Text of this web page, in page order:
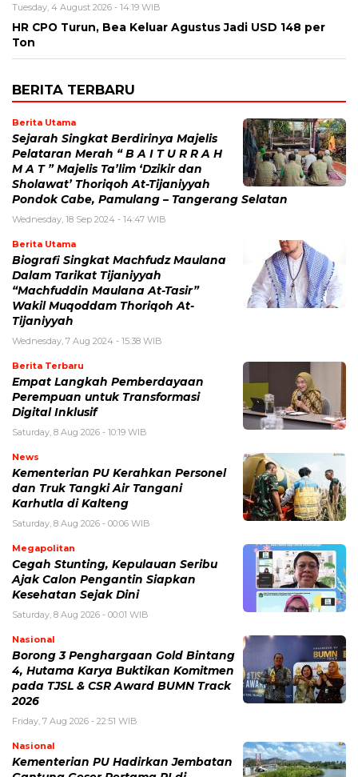
Tuesday, 4 August 2026 - 14:19 WIB
HR CPO Turun, Bea Keluar Agustus Jadi USD 148 per
Ton
BERITA TERBARU
Berita Utama
Sejarah Singkat Berdirinya Majelis
Pelataran Merah “ B A I T U R R A H
M A T ” Majelis Ta’lim ‘Dzikir dan
Sholawat’ Thoriqoh At-Tijaniyyah
Pondok Cabe, Pamulang – Tangerang Selatan
Wednesday, 18 Sep 2024 - 14:47 WIB
Berita Utama
Biografi Singkat Machfudz Maulana
Dalam Tarikat Tijaniyyah
“Machfuddin Maulana At-Tasir”
Wakil Muqoddam Thoriqoh At-
Tijaniyyah
Wednesday, 7 Aug 2024 - 15:38 WIB
Berita Terbaru
Empat Langkah Pemberdayaan
Perempuan untuk Transformasi
Digital Inklusif
Saturday, 8 Aug 2026 - 10:19 WIB
News
Kementerian PU Kerahkan Personel
dan Truk Tangki Air Tangani
Karhutla di Kalteng
Saturday, 8 Aug 2026 - 00:06 WIB
Megapolitan
Cegah Stunting, Kepulauan Seribu
Ajak Calon Pengantin Siapkan
Kesehatan Sejak Dini
Saturday, 8 Aug 2026 - 00:01 WIB
Nasional
Borong 3 Penghargaan Gold Bintang
4, Hutama Karya Buktikan Komitmen
pada TJSL & CSR Award BUMN Track
2026
Friday, 7 Aug 2026 - 22:51 WIB
Nasional
Kementerian PU Hadirkan Jembatan